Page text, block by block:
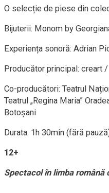
O selecție de piese din
Bijuterii: Monom by
Experiența sonoră: Adrian
Producător principal: creart
Co-producători: Teatrul
Teatrul „Regina Maria”
Botoșani
Durata: 1h 30min (fără
12+
Spectacol în limba română